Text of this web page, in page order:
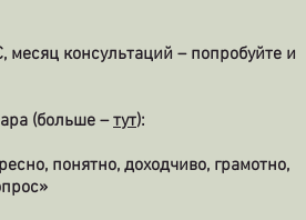
консультаций – попробуйте и
(больше –тут):
понятно, доходчиво, грамотно,